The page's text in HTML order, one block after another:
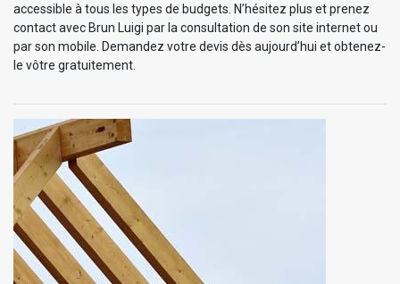
accessible à tous les types de budgets. N’hésitez plus et prenez
contact avec Brun Luigi par la consultation de son site internet ou
par son mobile. Demandez votre devis dès aujourd’hui et obtenez-
le vôtre gratuitement.